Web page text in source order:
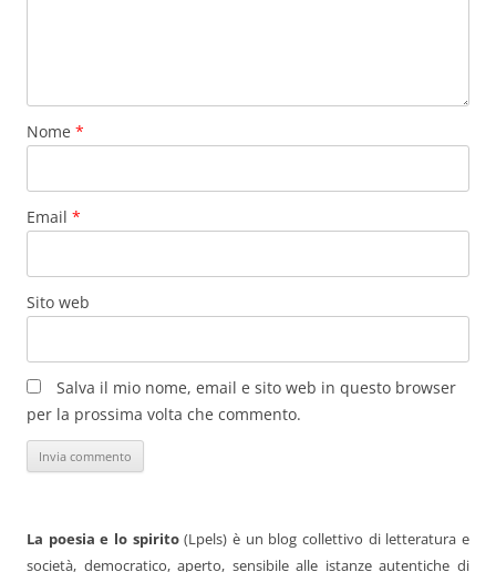
Nome *
Email *
Sito web
Salva il mio nome, email e sito web in questo browser
per la prossima volta che commento.
La poesia e lo spirito(Lpels) è un blog collettivo di letteratura e
società, democratico, aperto, sensibile alle istanze autentiche di